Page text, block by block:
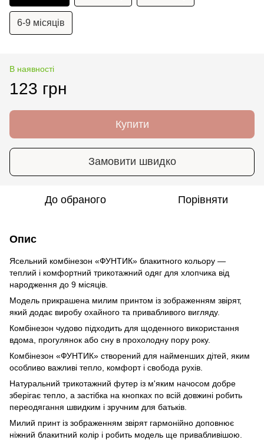
6-9 місяців
В наявності
123 грн
Купити
Замовити швидко
До обраного Порівняти
Опис
Ясельний комбінезон «ФУНТИК» блакитного кольору —
теплий і комфортний трикотажний одяг для хлопчика від
народження до 9 місяців.
Модель прикрашена милим принтом із зображенням звірят,
який додає виробу охайного та привабливого вигляду.
Комбінезон чудово підходить для щоденного використання
вдома, прогулянок або сну в прохолодну пору року.
Комбінезон «ФУНТИК» створений для найменших дітей, яким
особливо важливі тепло, комфорт і свобода рухів.
Натуральний трикотажний футер із м'яким начосом добре
зберігає тепло, а застібка на кнопках по всій довжині робить
переодягання швидким і зручним для батьків.
Милий принт із зображенням звірят гармонійно доповнює
ніжний блакитний колір і робить модель ще привабливішою.